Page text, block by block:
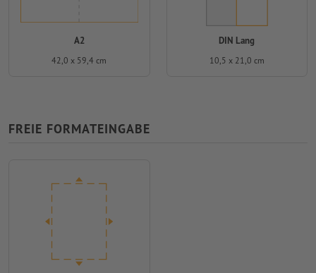
A2
42,0 x 59,4 cm
DIN Lang
10,5 x 21,0 cm
FREIE FORMATEINGABE